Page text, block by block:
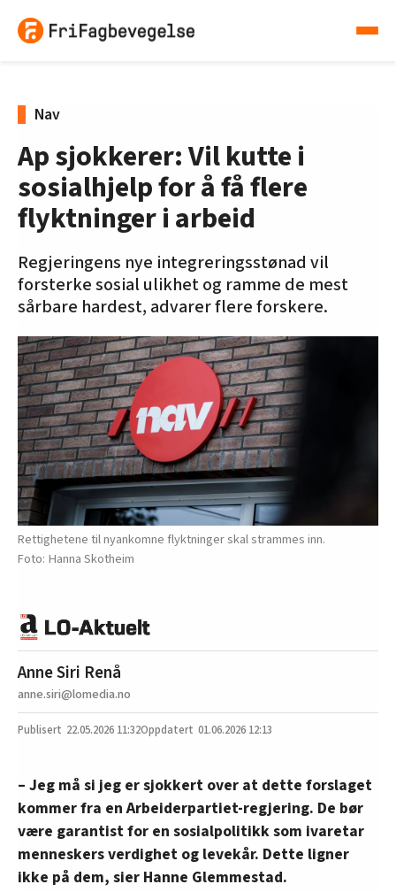
Nav
Ap sjokkerer: Vil kutte i
sosialhjelp for å få flere
flyktninger i arbeid
Regjeringens nye integreringsstønad vil
forsterke sosial ulikhet og ramme de mest
sårbare hardest, advarer flere forskere.
Rettighetene til nyankomne flyktninger skal strammes inn.
Hanna Skotheim
Anne Siri Renå
anne.siri@lomedia.no
22.05.2026 11:32 01.06.2026 12:13
– Jeg må si jeg er sjokkert over at dette forslaget
kommer fra en Arbeiderpartiet-regjering. De bør
være garantist for en sosialpolitikk som ivaretar
menneskers verdighet og levekår. Dette ligner
ikke på dem, sier Hanne Glemmestad.